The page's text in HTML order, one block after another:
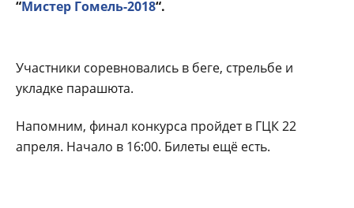
“Мистер Гомель-2018“.
Участники соревновались в беге, стрельбе и
укладке парашюта.
Напомним, финал конкурса пройдет в ГЦК 22
апреля. Начало в 16:00. Билеты ещё есть.